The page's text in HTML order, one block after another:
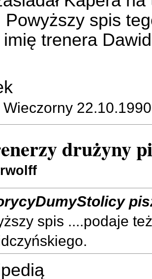
Powyższy spis
imię trenera
22.10.1990
drużyny
spis ....podaje